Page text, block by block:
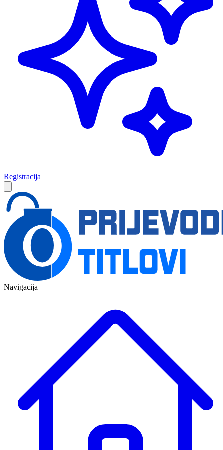
Registracija
Navigacija